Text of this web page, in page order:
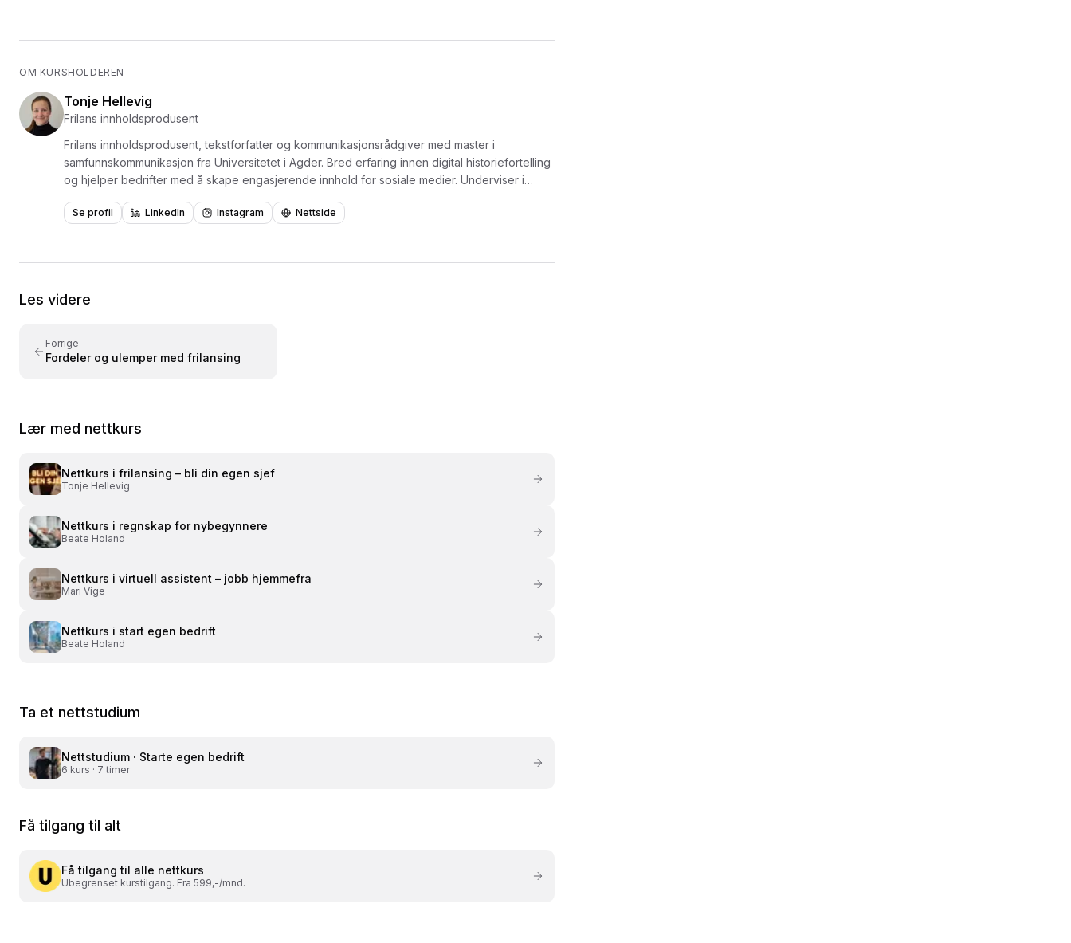
OM KURSHOLDEREN
Tonje Hellevig
Frilans innholdsprodusent
Frilans innholdsprodusent, tekstforfatter og kommunikasjonsrådgiver med master i
samfunnskommunikasjon fra Universitetet i Agder. Bred erfaring innen digital historiefortelling
og hjelper bedrifter med å skape engasjerende innhold for sosiale medier. Underviser i
praktiske verktøy for å lage profesjonelt innhold som tekst, video og bilder.
Se profil LinkedIn Instagram Nettside
Les videre
Forrige
Fordeler og ulemper med frilansing
Lær med nettkurs
Nettkurs i frilansing – bli din egen sjef
Tonje Hellevig
Nettkurs i regnskap for nybegynnere
Beate Holand
Nettkurs i virtuell assistent – jobb hjemmefra
Mari Vige
Nettkurs i start egen bedrift
Beate Holand
Ta et nettstudium
Nettstudium · Starte egen bedrift
6 kurs · 7 timer
Få tilgang til alt
Få tilgang til alle nettkurs
Ubegrenset kurstilgang. Fra 599,-/mnd.